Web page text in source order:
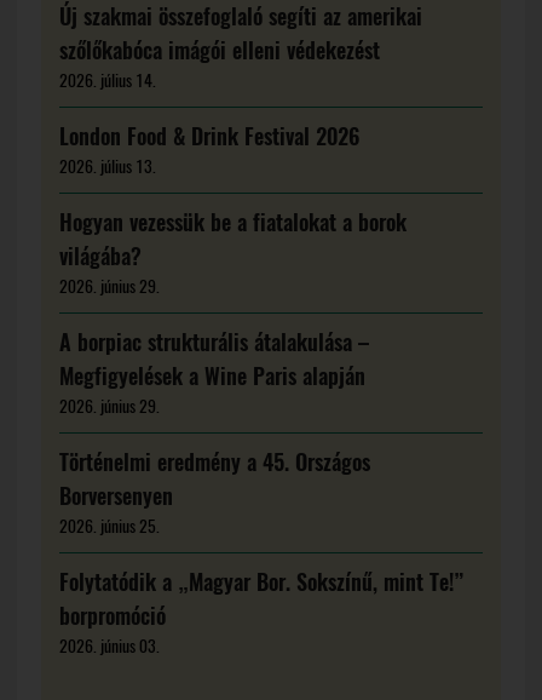
Új szakmai összefoglaló segíti az amerikai
szőlőkabóca imágói elleni védekezést
2026. július 14.
London Food & Drink Festival 2026
2026. július 13.
Hogyan vezessük be a fiatalokat a borok
világába?
2026. június 29.
A borpiac strukturális átalakulása –
Megfigyelések a Wine Paris alapján
2026. június 29.
Történelmi eredmény a 45. Országos
Borversenyen
2026. június 25.
Folytatódik a „Magyar Bor. Sokszínű, mint Te!”
borpromóció
2026. június 03.